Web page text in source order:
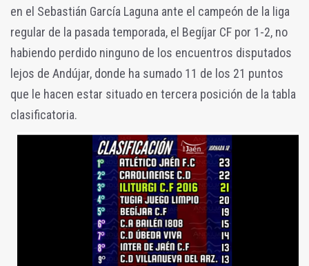
en el Sebastián García Laguna ante el campeón de la liga
regular de la pasada temporada, el Begíjar CF por 1-2, no
habiendo perdido ninguno de los encuentros disputados
lejos de Andújar, donde ha sumado 11 de los 21 puntos
que le hacen estar situado en tercera posición de la tabla
clasificatoria.